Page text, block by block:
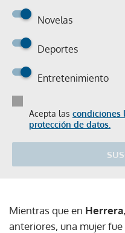
Novelas
Deportes
Entretenimiento
Acepta las condiciones
protección de datos.
Mientras que en Herrera
anteriores, una mujer fue